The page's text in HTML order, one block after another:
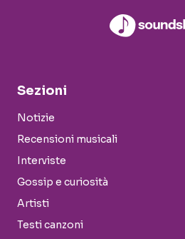
Sezioni
Notizie
Recensioni musicali
Interviste
Gossip e curiosità
Artisti
Testi canzoni